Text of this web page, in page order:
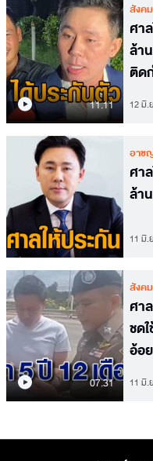
11.11
สังคม
ศา
ล้า
ติด
12 มิ.
อาช
ศา
ล้า
11 มิ.
07.31
สังคม
ศา
ชด
อ้อ
11 มิ.